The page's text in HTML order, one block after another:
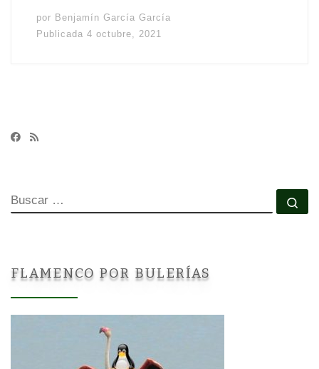
por Benjamín García García
Publicada 4 octubre, 2021
BUSCAR
FLAMENCO POR BULERÍAS